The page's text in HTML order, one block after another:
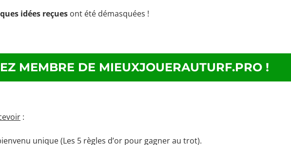
idées reçues ont été démasquées !
MEMBRE DE MIEUXJOUERAUTURF.PRO !
:
unique (Les 5 règles d’or pour gagner au trot).